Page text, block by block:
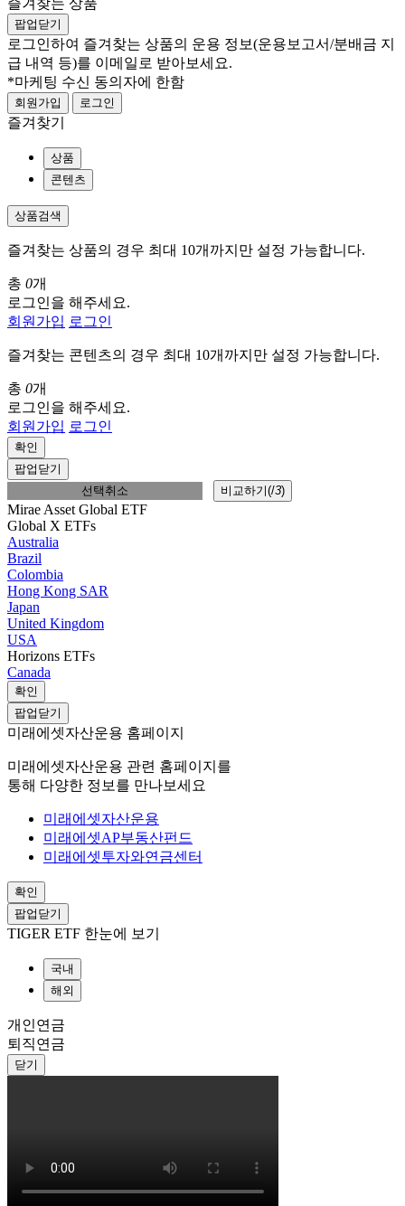
즐겨찾는 상품
팝업닫기
로그인하여 즐겨찾는 상품의 운용 정보(운용보고서/분배금 지
급 내역 등)를 이메일로 받아보세요.
*마케팅 수신 동의자에 한함
회원가입 로그인
즐겨찾기
상품
콘텐츠
상품검색
즐겨찾는 상품의 경우 최대 10개까지만 설정 가능합니다.
총 0개
로그인을 해주세요.
회원가입 로그인
즐겨찾는 콘텐츠의 경우 최대 10개까지만 설정 가능합니다.
총 0개
로그인을 해주세요.
회원가입 로그인
확인
팝업닫기
선택취소
비교하기(/3)
Mirae Asset Global ETF
Global X ETFs
Australia
Brazil
Colombia
Hong Kong SAR
Japan
United Kingdom
USA
Horizons ETFs
Canada
확인
팝업닫기
미래에셋자산운용 홈페이지
미래에셋자산운용 관련 홈페이지를
통해 다양한 정보를 만나보세요
미래에셋자산운용
미래에셋AP부동산펀드
미래에셋투자와연금센터
확인
팝업닫기
TIGER ETF 한눈에 보기
국내
해외
개인연금
퇴직연금
닫기